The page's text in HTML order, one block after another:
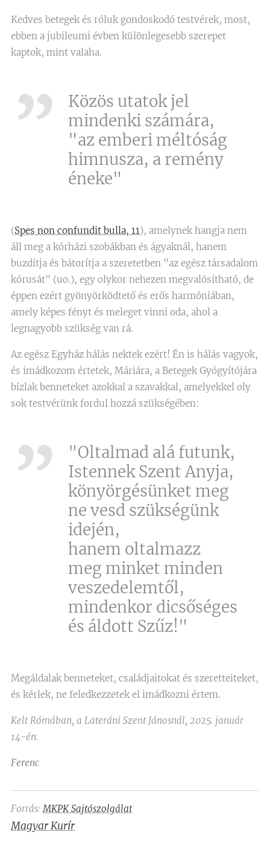
Kedves betegek és róluk gondoskodó testvérek, most,
ebben a jubileumi évben különlegesebb szerepet
kaptok, mint valaha.
Közös utatok jel
mindenki számára,
"az emberi méltóság
himnusza, a remény
éneke"
(Spes non confundit bulla, 11), amelynek hangja nem
áll meg a kórházi szobákban és ágyaknál, hanem
buzdítja és bátorítja a szeretetben "az egész társadalom
kórusát" (uo.), egy olykor nehezen megvalósítható, de
éppen ezért gyönyörködtető és erős harmóniában,
amely képes fényt és meleget vinni oda, ahol a
legnagyobb szükség van rá.
Az egész Egyház hálás nektek ezért! Én is hálás vagyok,
és imádkozom értetek, Máriára, a Betegek Gyógyítójára
bízlak benneteket azokkal a szavakkal, amelyekkel oly
sok testvérünk fordul hozzá szükségében:
"Oltalmad alá futunk,
Istennek Szent Anyja,
könyörgésünket meg
ne vesd szükségünk
idején,
hanem oltalmazz
meg minket minden
veszedelemtől,
mindenkor dicsőséges
és áldott Szűz!"
Megáldalak benneteket, családjaitokat és szeretteiteket,
és kérlek, ne feledkezzetek el imádkozni értem.
Kelt Rómában, a Lateráni Szent Jánosnál, 2025. január
14-én.
Ferenc
Forrás: MKPK Sajtószolgálat
Magyar Kurír